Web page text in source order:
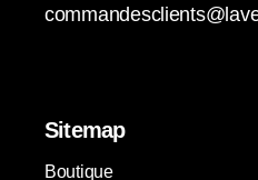
Sitemap
Boutique